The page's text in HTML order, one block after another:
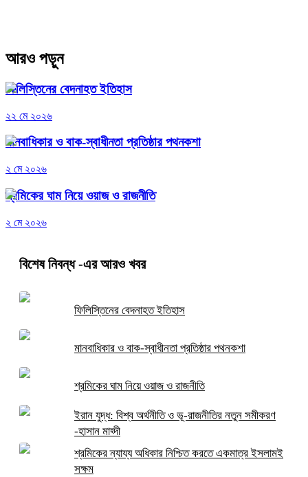
আরও পড়ুন
ফিলিস্তিনের বেদনাহত ইতিহাস
২২ মে ২০২৬
মানবাধিকার ও বাক-স্বাধীনতা প্রতিষ্ঠার পথনকশা
২ মে ২০২৬
শ্রমিকের ঘাম নিয়ে ওয়াজ ও রাজনীতি
২ মে ২০২৬
বিশেষ নিবন্ধ-এর আরও খবর
ফিলিস্তিনের বেদনাহত ইতিহাস
মানবাধিকার ও বাক-স্বাধীনতা প্রতিষ্ঠার পথনকশা
শ্রমিকের ঘাম নিয়ে ওয়াজ ও রাজনীতি
ইরান যুদ্ধ: বিশ্ব অর্থনীতি ও ভূ-রাজনীতির নতুন সমীকরণ
-হাসান মাহ্দী
শ্রমিকের ন্যায্য অধিকার নিশ্চিত করতে একমাত্র ইসলামই
সক্ষম